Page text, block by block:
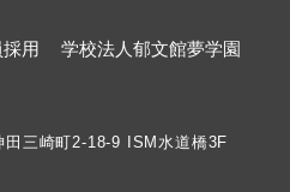
用 学校法人郁文館夢学園